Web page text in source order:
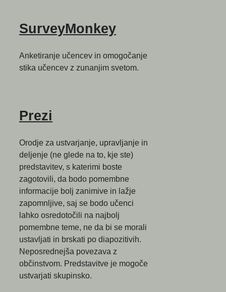
SurveyMonkey
Anketiranje učencev in omogočanje
stika učencev z zunanjim svetom.
Prezi
Orodje za ustvarjanje, upravljanje in
deljenje (ne glede na to, kje ste)
predstavitev, s katerimi boste
zagotovili, da bodo pomembne
informacije bolj zanimive in lažje
zapomnljive, saj se bodo učenci
lahko osredotočili na najbolj
pomembne teme, ne da bi se morali
ustavljati in brskati po diapozitivih.
Neposrednejša povezava z
občinstvom. Predstavitve je mogoče
ustvarjati skupinsko.